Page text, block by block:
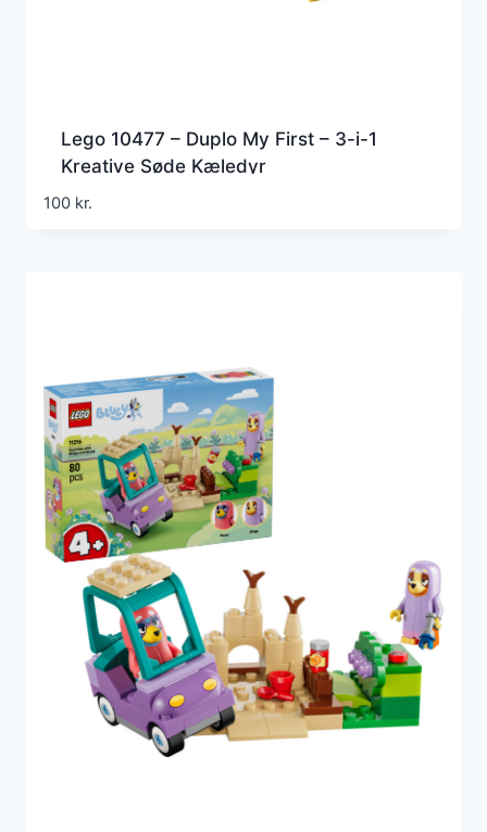
Lego 10477 – Duplo My First – 3-i-1
Kreative Søde Kæledyr
100 kr.